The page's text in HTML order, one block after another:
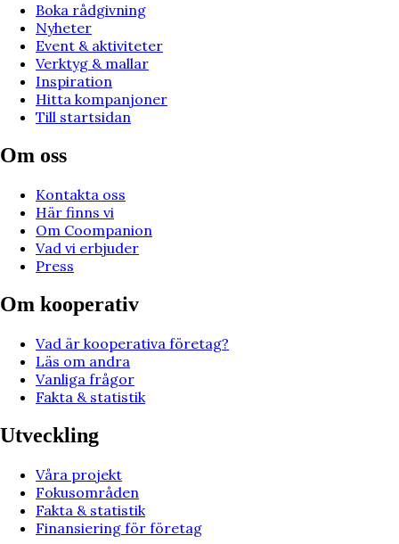
Boka rådgivning
Nyheter
Event & aktiviteter
Verktyg & mallar
Inspiration
Hitta kompanjoner
Till startsidan
Om oss
Kontakta oss
Här finns vi
Om Coompanion
Vad vi erbjuder
Press
Om kooperativ
Vad är kooperativa företag?
Läs om andra
Vanliga frågor
Fakta & statistik
Utveckling
Våra projekt
Fokusområden
Fakta & statistik
Finansiering för företag